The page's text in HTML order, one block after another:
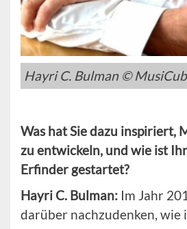
Hayri C. Bulman ©
Was hat Sie dazu inspiriert,
zu entwickeln, und wie ist
Erfinder gestartet?
Hayri C. Bulman: Im Jahr
darüber nachzudenken, wie